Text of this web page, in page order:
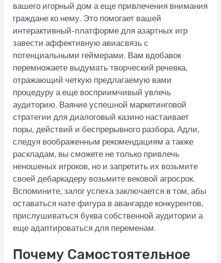
вашего игорный дом а еще привлечения внимания
граждане ко нему. Это помогает вашей
интерактивный-платформе для азартных игр
завести аффективную авиасвязь с
потенциальными геймерами. Вам вдобавок
перемножаете выдумать творческий речевка,
отражающий четкую предлагаемую вами
процедуру а еще восприимчивый увлечь
аудиторию. Ваяние успешной маркетинговой
стратегии для диалоговый казино настаивает
поры, действий и беспрерывного разбора. Адли,
следуя воображенным рекомендациям а также
раскладам, вы сможете не только привлечь
неношеных игроков, но и запретить их возьмите
своей дебаркадеру возьмите вековой агросрок.
Вспомините, залог успеха заключается в том, абы
оставаться нате фигура в авангарде конкурентов,
прислушиваться буква собственной аудитории а
еще адаптироваться для переменам.
Почему Самостоятельное